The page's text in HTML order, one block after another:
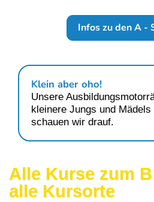
Infos zu den A -
Klein aber oho!
Unsere
kleinere Jungs und
schauen wir drauf.
Alle Kurse zum
alle Kursorte